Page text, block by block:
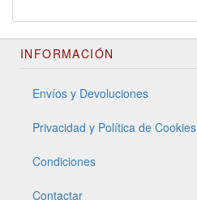
INFORMACIÓN
Envíos y Devoluciones
Privacidad y Política de Cookies
Condiciones
Contactar